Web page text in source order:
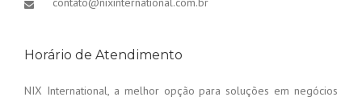
Horário de Atendimento
NIX International, a melhor opção para soluções em negócios